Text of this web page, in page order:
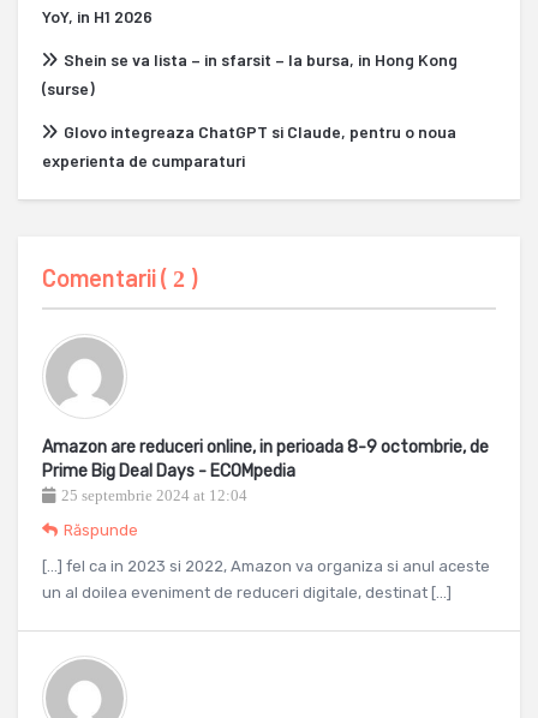
YoY, in H1 2026
Shein se va lista – in sfarsit – la bursa, in Hong Kong
(surse)
Glovo integreaza ChatGPT si Claude, pentru o noua
experienta de cumparaturi
Comentarii ( 2 )
Amazon are reduceri online, in perioada 8-9 octombrie, de
Prime Big Deal Days - ECOMpedia
25 septembrie 2024 at 12:04
Răspunde
[…] fel ca in 2023 si 2022, Amazon va organiza si anul aceste
un al doilea eveniment de reduceri digitale, destinat […]